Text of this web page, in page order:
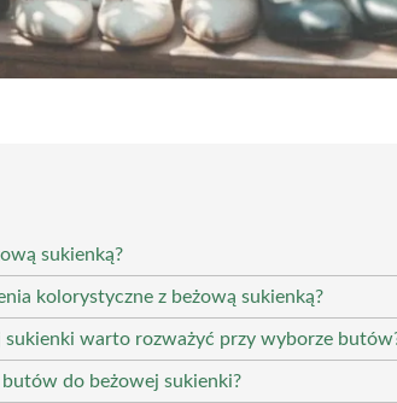
sukienką?
kolorystyczne z beżową sukienką?
sukienki warto rozważyć przy wyborze
butów do beżowej sukienki?